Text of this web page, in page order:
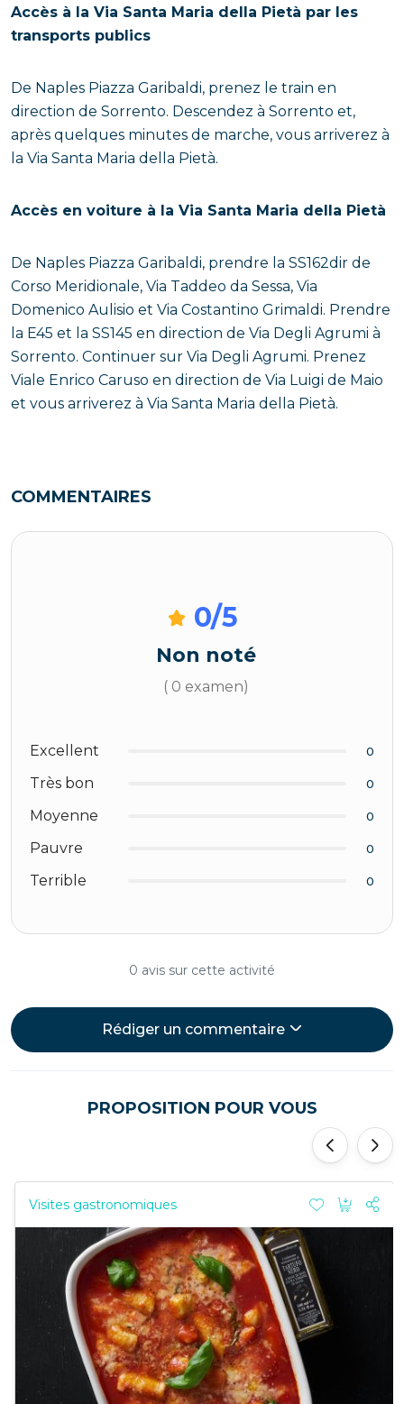
Accès à la Via Santa Maria della Pietà par les
transports publics
De Naples Piazza Garibaldi, prenez le train en
direction de Sorrento. Descendez à Sorrento et,
après quelques minutes de marche, vous arriverez à
la Via Santa Maria della Pietà.
Accès en voiture à la Via Santa Maria della Pietà
De Naples Piazza Garibaldi, prendre la SS162dir de
Corso Meridionale, Via Taddeo da Sessa, Via
Domenico Aulisio et Via Costantino Grimaldi. Prendre
la E45 et la SS145 en direction de Via Degli Agrumi à
Sorrento. Continuer sur Via Degli Agrumi. Prenez
Viale Enrico Caruso en direction de Via Luigi de Maio
et vous arriverez à Via Santa Maria della Pietà.
COMMENTAIRES
0/5
Non noté
( 0 examen)
Excellent 0
Très bon 0
Moyenne 0
Pauvre 0
Terrible 0
0 avis sur cette activité
Rédiger un commentaire
PROPOSITION POUR VOUS
Visites gastronomiques
'